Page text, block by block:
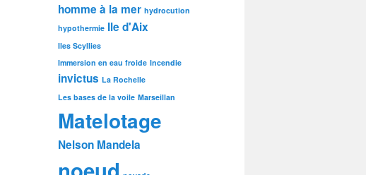
homme à la mer hydrocution
hypothermie Ile d'Aix
Iles Scyllies
Immersion en eau froide Incendie
invictus La Rochelle
Les bases de la voile Marseillan
Matelotage
Nelson Mandela